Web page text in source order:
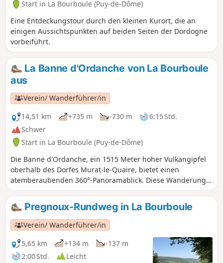
Start in La Bourboule (Puy-de-Dôme)
Eine Entdeckungstour durch den kleinen Kurort, die an
einigen Aussichtspunkten auf beiden Seiten der Dordogne
vorbeiführt.
La Banne d'Ordanche von La Bourboule
aus
Verein/ Wanderführer/in
14,51 km
+735 m -730 m
6:15 Std.
Schwer
Start in La Bourboule (Puy-de-Dôme)
Die Banne d'Ordanche, ein 1515 Meter hoher Vulkangipfel
oberhalb des Dorfes Murat-le-Quaire, bietet einen
atemberaubenden 360°-Panoramablick. Diese Wanderung
beginnt mit einem Aufstieg, zunächst in sanften
Serpentinen, um schließlich über Treppen zum Gipfel der
Banne zu führen.
Pregnoux-Rundweg in La Bourboule
Verein/ Wanderführer/in
5,65 km
+134 m
-137 m
2:00 Std.
Leicht